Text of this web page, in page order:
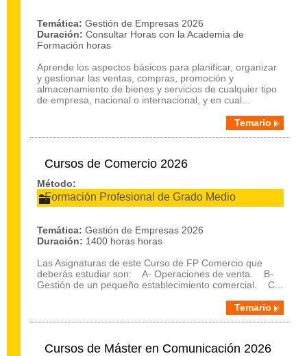
Temática: Gestión de Empresas 2026
Duración: Consultar Horas con la Academia de
Formación horas
Aprende los aspectos básicos para planificar, organizar
y gestionar las ventas, compras, promoción y
almacenamiento de bienes y servicios de cualquier tipo
de empresa, nacional o internacional, y en cual...
Temario
Cursos de Comercio 2026
Método:
Formación Profesional de Grado Medio
Temática: Gestión de Empresas 2026
Duración: 1400 horas horas
Las Asignaturas de este Curso de FP Comercio que
deberás estudiar son: A- Operaciones de venta. B-
Gestión de un pequeño establecimiento comercial. C...
Temario
Cursos de Máster en Comunicación 2026